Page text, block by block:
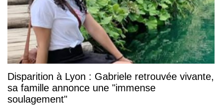
Disparition à Lyon : Gabriele retrouvée vivante,
sa famille annonce une "immense
soulagement"